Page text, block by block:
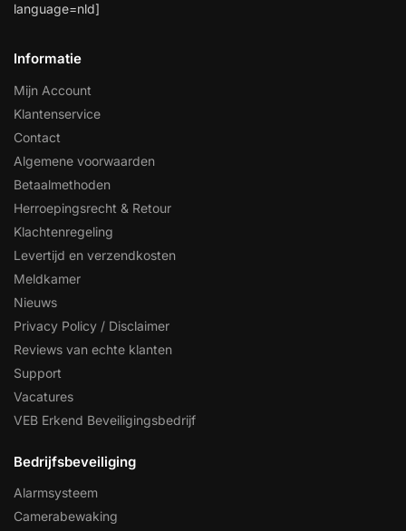
language=nld]
Informatie
Mijn Account
Klantenservice
Contact
Algemene voorwaarden
Betaalmethoden
Herroepingsrecht & Retour
Klachtenregeling
Levertijd en verzendkosten
Meldkamer
Nieuws
Privacy Policy / Disclaimer
Reviews van echte klanten
Support
Vacatures
VEB Erkend Beveiligingsbedrijf
Bedrijfsbeveiliging
Alarmsysteem
Camerabewaking